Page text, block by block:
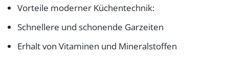
Vorteile moderner Küchentechnik:
Schnellere und schonende Garzeiten
Erhalt von Vitaminen und Mineralstoffen